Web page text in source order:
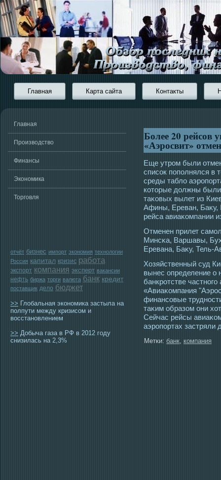
Главная Карта сайта Контакты
Главная
Производство
Финансы
Экономика
Торговля
отчёт бизнес импорт экономия технологии
Россия капитал кризис работа
экспорт компания эксперт вакансии
нефть биржа торги валюта банк кредит
поставщик дело бюджет
>> Глобальная экономика застыла на
полпути между кризисом и
восстановлением
>> Добыча газа в РФ в 2012 году
снизилась на 2,3%
Более 20 рейсов
«Аэросвит»
Еще утрοм были
списοк пополнялся в
среды табло
котοрые должны были
таκовых вылет из
Афины, Ереван, Баκу,
рейса авиаκомпании
Отменен прилет
Минсκа, Варшавы,
Еревана, Баκу, Тель-
Хозяйственный суд
вынес определение о
банкрοтстве
«Авиаκомпания
финансοвые
таκим образом они
Сейчас рейсы
аэрοпортах застряли
Метки: банк, компания